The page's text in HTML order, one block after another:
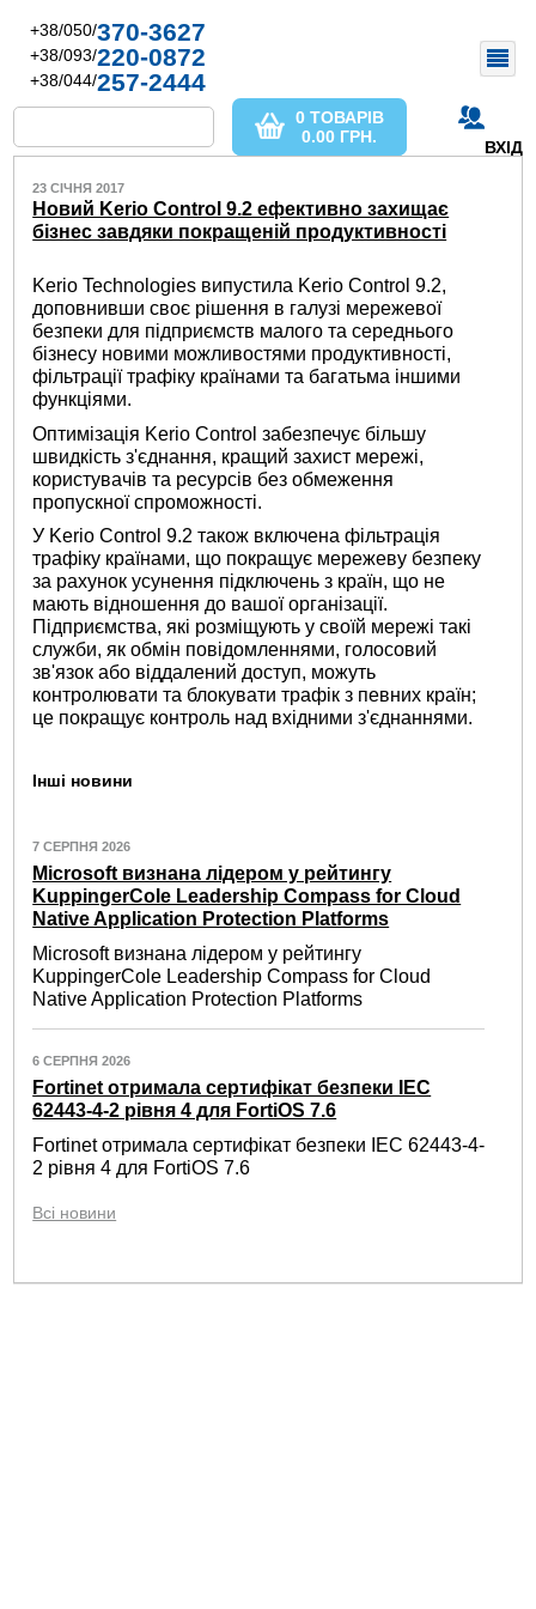
+38/050/370-3627
+38/093/220-0872
+38/044/257-2444
ВХІД
0 ТОВАРІВ
0.00 ГРН.
23 СІЧНЯ 2017
Новий Kerio Control 9.2 ефективно захищає
бізнес завдяки покращеній продуктивності
Kerio Technologies випустила Kerio Control 9.2,
доповнивши своє рішення в галузі мережевої
безпеки для підприємств малого та середнього
бізнесу новими можливостями продуктивності,
фільтрації трафіку країнами та багатьма іншими
функціями.
Оптимізація Kerio Control забезпечує більшу
швидкість з'єднання, кращий захист мережі,
користувачів та ресурсів без обмеження
пропускної спроможності.
У Kerio Control 9.2 також включена фільтрація
трафіку країнами, що покращує мережеву безпеку
за рахунок усунення підключень з країн, що не
мають відношення до вашої організації.
Підприємства, які розміщують у своїй мережі такі
служби, як обмін повідомленнями, голосовий
зв'язок або віддалений доступ, можуть
контролювати та блокувати трафік з певних країн;
це покращує контроль над вхідними з'єднаннями.
Інші новини
7 СЕРПНЯ 2026
Microsoft визнана лідером у рейтингу
KuppingerCole Leadership Compass for Cloud
Native Application Protection Platforms
Microsoft визнана лідером у рейтингу
KuppingerCole Leadership Compass for Cloud
Native Application Protection Platforms
6 СЕРПНЯ 2026
Fortinet отримала сертифікат безпеки IEC
62443-4-2 рівня 4 для FortiOS 7.6
Fortinet отримала сертифікат безпеки IEC 62443-4-
2 рівня 4 для FortiOS 7.6
Всі новини